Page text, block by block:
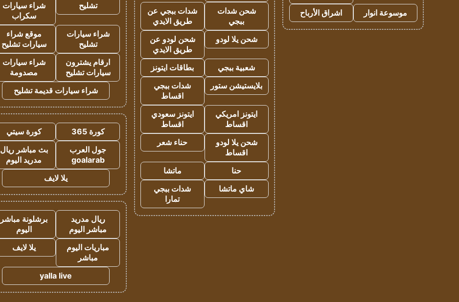
موسوعة انوار
اشراق الأرباح
شحن شدات
ببجي
شدات ببجي عن
طريق الايدي
شحن يلا لودو
شحن لودو عن
طريق الايدي
شعبية ببجي
بطاقات ايتونز
بلايستيشن ستور
شدات ببجي
اقساط
ايتونز امريكي
اقساط
ايتونز سعودي
اقساط
شحن يلا لودو
اقساط
حناء شعر
حنا
ماتشا
شاي ماتشا
شدات ببجي
تمارا
تشليح
شراء سيارات
سكراب
شراء سيارات
تشليح
موقع شراء
سيارات تشليح
ارقام يشترون
سيارات تشليح
شراء سيارات
مصدومة
شراء سيارات قديمة تشليح
كورة 365
كورة سيتي
جول العرب
goalarab
بث مباشر ريال
مدريد اليوم
يلا لايف
ريال مدريد
مباشر اليوم
برشلونة مباشر
اليوم
مباريات اليوم
مباشر
يلا لايف
yalla live